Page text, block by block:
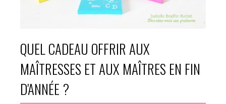
QUEL CADEAU OFFRIR AUX
MAÎTRESSES ET AUX MAÎTRES EN FIN
D'ANNÉE ?